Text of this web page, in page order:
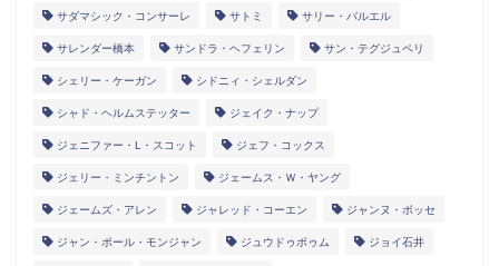
サダマシック・コンサーレ サトミ サリー・バルエル
サレンダー橋本 サンドラ・ヘフェリン サン・テグジュペリ
シェリー・ケーガン シドニィ・シェルダン
シャド・ヘルムステッター ジェイク・ナップ
ジェニファー・L・スコット ジェフ・コックス
ジェリー・ミンチントン ジェームス・Ｗ・ヤング
ジェームズ・アレン ジャレッド・コーエン ジャンヌ・ボッセ
ジャン・ポール・モンジャン ジュウドゥポゥム ジョイ石井